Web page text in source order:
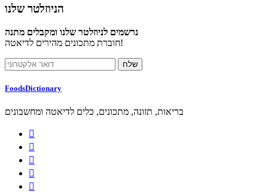
הניוזלטר שלנו
נרשמים לניוזלטר שלנו ומקבלים מתנה
חוברת מתכונים מהירים לדיאטה!
FoodsDictionary
בריאות, תזונה, מתכונים, כלים לדיאטה ומחשבונים




